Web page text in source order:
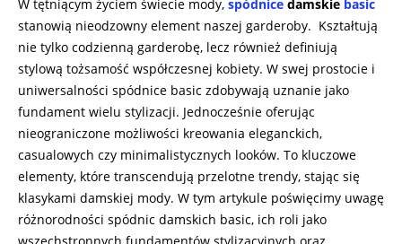
W tętniącym życiem świecie mody, spódnice damskie basic
stanowią nieodzowny element naszej garderoby. Kształtują
nie tylko codzienną garderobę, lecz również definiują
stylową tożsamość współczesnej kobiety. W swej prostocie i
uniwersalności spódnice basic zdobywają uznanie jako
fundament wielu stylizacji. Jednocześnie oferując
nieograniczone możliwości kreowania eleganckich,
casualowych czy minimalistycznych looków. To kluczowe
elementy, które transcendują przelotne trendy, stając się
klasykami damskiej mody. W tym artykule poświęcimy uwagę
różnorodności spódnic damskich basic, ich roli jako